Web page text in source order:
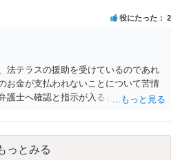
役にたった 2
法テラスの援助を受けているのであれ
お金が支払われないことについて苦情
護士へ確認と指示が入ると思います。
っとみる